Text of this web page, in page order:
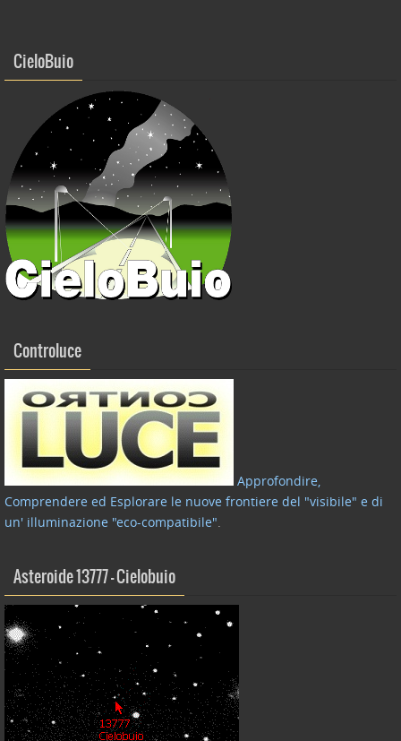
CieloBuio
Controluce
Approfondire,
Comprendere ed Esplorare le nuove frontiere del "visibile" e di
un' illuminazione "eco-compatibile".
Asteroide 13777 – Cielobuio